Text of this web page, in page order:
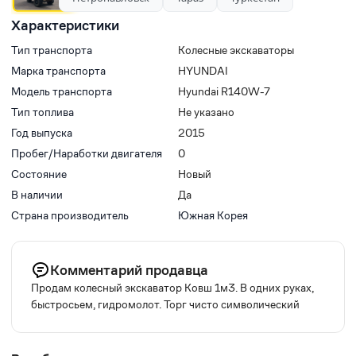
Характеристики
Тип транспорта
Колесные экскаваторы
Марка транспорта
HYUNDAI
Модель транспорта
Hyundai R140W-7
Тип топлива
Не указано
Год выпуска
2015
Пробег/Наработки двигателя
0
Состояние
Новый
В наличии
Да
Страна производитель
Южная Корея
Комментарий продавца
Продам колесный экскаватор Ковш 1м3. В одних руках,
быстросьем, гидромолот. Торг чисто символический